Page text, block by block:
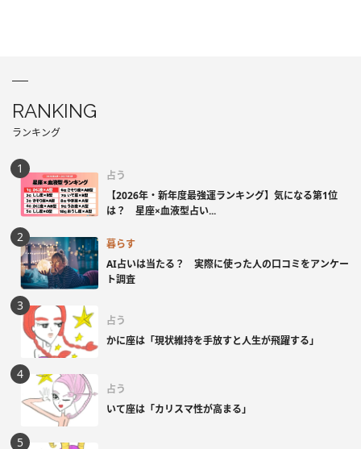
RANKING
ランキング
占う
【2026年・新年度最強運ランキング】気になる第1位
は？ 星座×血液型占い...
暮らす
AI占いは当たる？ 実際に使った人の口コミをアンケー
ト調査
占う
かに座は「現状維持を手放すと人生が飛躍する」
占う
いて座は「カリスマ性が高まる」